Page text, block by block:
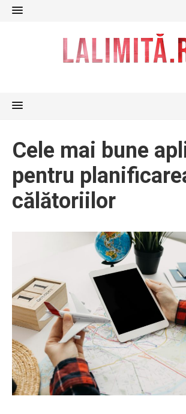
Skip
Cele mai bune
pentru
călătoriilor